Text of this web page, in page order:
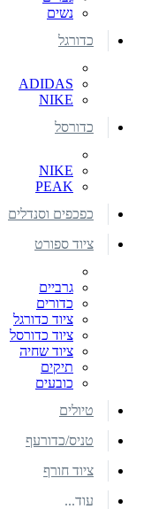
נשים
כדורגל
ADIDAS
NIKE
כדורסל
NIKE
PEAK
כפכפים וסנדלים
ציוד ספורט
גרביים
כדורים
ציוד כדורגל
ציוד כדורסל
ציוד שחיה
תיקים
כובעים
טיולים
טניס/כדורעף
ציוד חורף
עוד...